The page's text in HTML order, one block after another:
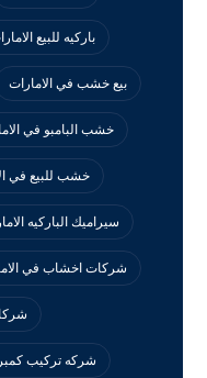
باركيه للبيع
بيع خشب في الامارات
خشب البامبو في
خشب للبيع في
سيراميك الباركيه
شركات اخشاب في
شركه تركيب